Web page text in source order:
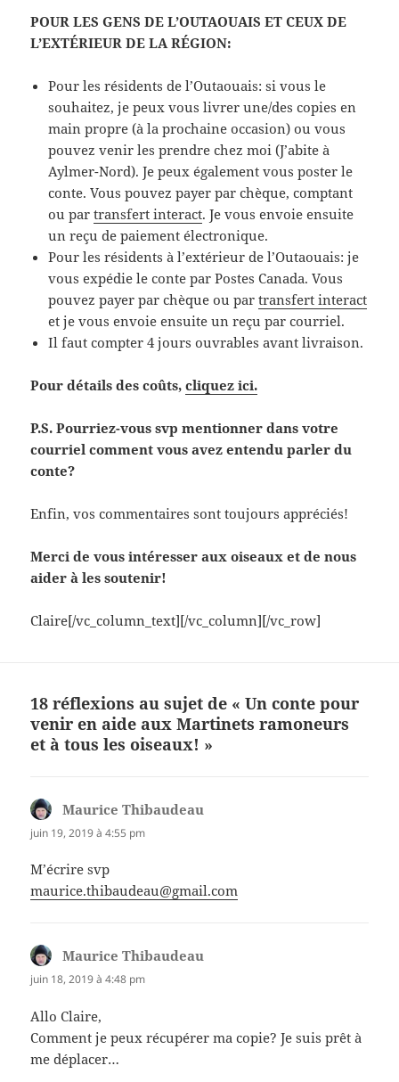
POUR LES GENS DE L’OUTAOUAIS ET CEUX DE
L’EXTÉRIEUR DE LA RÉGION:
Pour les résidents de l’Outaouais: si vous le
souhaitez, je peux vous livrer une/des copies en
main propre (à la prochaine occasion) ou vous
pouvez venir les prendre chez moi (J’abite à
Aylmer-Nord). Je peux également vous poster le
conte. Vous pouvez payer par chèque, comptant
ou partransfert interact. Je vous envoie ensuite
un reçu de paiement électronique.
Pour les résidents à l’extérieur de l’Outaouais: je
vous expédie le conte par Postes Canada. Vous
pouvez payer par chèque ou partransfert interact
et je vous envoie ensuite un reçu par courriel.
Il faut compter 4 jours ouvrables avant livraison.
Pour détails des coûts,cliquez ici.
P.S. Pourriez-vous svp mentionner dans votre
courriel comment vous avez entendu parler du
conte?
Enfin, vos commentaires sont toujours appréciés!
Merci de vous intéresser aux oiseaux et de nous
aider à les soutenir!
Claire[/vc_column_text][/vc_column][/vc_row]
18 réflexions au sujet de « Un conte pour
venir en aide aux Martinets ramoneurs
et à tous les oiseaux! »
Maurice Thibaudeau
juin 19, 2019 à 4:55 pm
M’écrire svp
maurice.thibaudeau@gmail.com
Maurice Thibaudeau
juin 18, 2019 à 4:48 pm
Allo Claire,
Comment je peux récupérer ma copie? Je suis prêt à
me déplacer…